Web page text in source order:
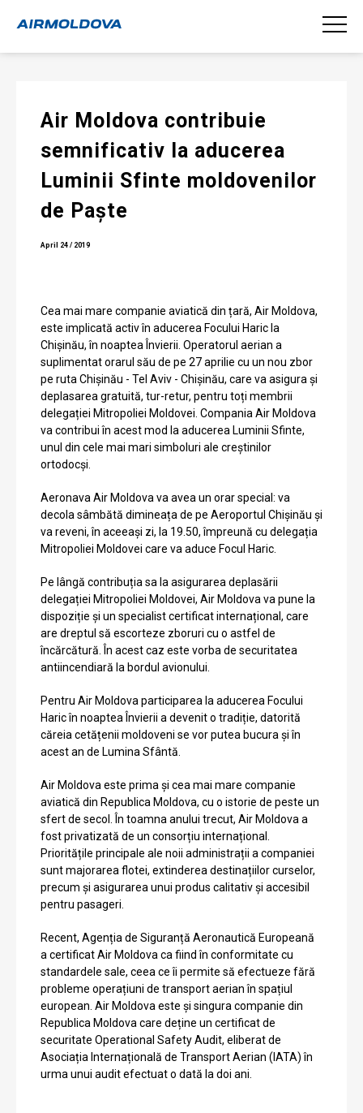
Air Moldova contribuie
semnificativ la aducerea
Luminii Sfinte moldovenilor
de Paște
April 24 / 2019
Cea mai mare companie aviatică din țară, Air Moldova,
este implicată activ în aducerea Focului Haric la
Chișinău, în noaptea Învierii. Operatorul aerian a
suplimentat orarul său de pe 27 aprilie cu un nou zbor
pe ruta Chișinău - Tel Aviv - Chișinău, care va asigura și
deplasarea gratuită, tur-retur, pentru toți membrii
delegației Mitropoliei Moldovei. Compania Air Moldova
va contribui în acest mod la aducerea Luminii Sfinte,
unul din cele mai mari simboluri ale creștinilor
ortodocși.
Aeronava Air Moldova va avea un orar special: va
decola sâmbătă dimineața de pe Aeroportul Chișinău și
va reveni, în aceeași zi, la 19.50, împreună cu delegația
Mitropoliei Moldovei care va aduce Focul Haric.
Pe lângă contribuția sa la asigurarea deplasării
delegației Mitropoliei Moldovei, Air Moldova va pune la
dispoziție și un specialist certificat internațional, care
are dreptul să escorteze zboruri cu o astfel de
încărcătură. În acest caz este vorba de securitatea
antiincendiară la bordul avionului.
Pentru Air Moldova participarea la aducerea Focului
Haric în noaptea Învierii a devenit o tradiție, datorită
căreia cetățenii moldoveni se vor putea bucura și în
acest an de Lumina Sfântă.
Air Moldova este prima și cea mai mare companie
aviatică din Republica Moldova, cu o istorie de peste un
sfert de secol. În toamna anului trecut, Air Moldova a
fost privatizată de un consorțiu internațional.
Prioritățile principale ale noii administrații a companiei
sunt majorarea flotei, extinderea destinațiilor curselor,
precum și asigurarea unui produs calitativ și accesibil
pentru pasageri.
Recent, Agenția de Siguranță Aeronautică Europeană
a certificat Air Moldova ca fiind în conformitate cu
standardele sale, ceea ce îi permite să efectueze fără
probleme operațiuni de transport aerian în spațiul
european. Air Moldova este și singura companie din
Republica Moldova care deține un certificat de
securitate Operational Safety Audit, eliberat de
Asociația Internațională de Transport Aerian (IATA) în
urma unui audit efectuat o dată la doi ani.